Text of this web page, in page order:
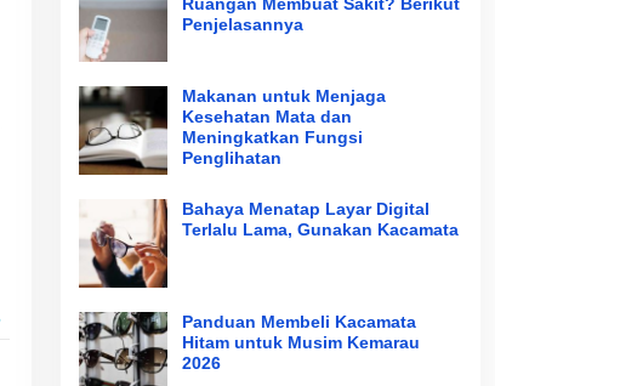
Ruangan Membuat Sakit? Berikut
Penjelasannya
Makanan untuk Menjaga
Kesehatan Mata dan
Meningkatkan Fungsi
Penglihatan
Bahaya Menatap Layar Digital
Terlalu Lama, Gunakan Kacamata
Panduan Membeli Kacamata
Hitam untuk Musim Kemarau
2026